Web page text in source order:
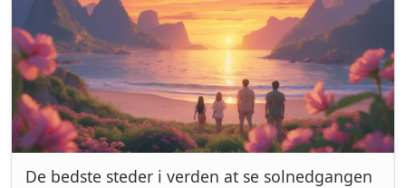
De bedste steder i verden at se solnedgangen